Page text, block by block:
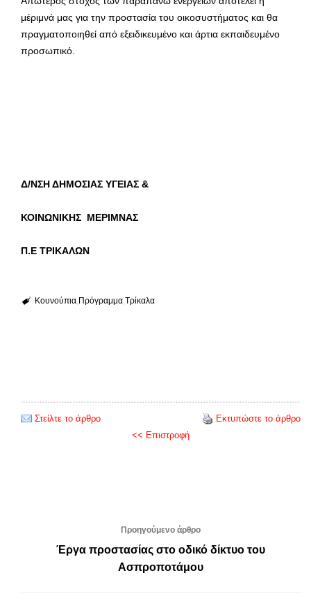
μέριμνά μας για την προστασία του οικοσυστήματος και θα
πραγματοποιηθεί από εξειδικευμένο και άρτια εκπαιδευμένο
προσωπικό.
Δ/ΝΣΗ ΔΗΜΟΣΙΑΣ ΥΓΕΙΑΣ &
ΚΟΙΝΩΝΙΚΗΣ ΜΕΡΙΜΝΑΣ
Π.Ε ΤΡΙΚΑΛΩΝ
Κουνούπια Πρόγραμμα Τρίκαλα
Στείλτε το άρθρο
Εκτυπώστε το άρθρο
<< Επιστροφή
Προηγούμενο άρθρο
Έργα προστασίας στο οδικό δίκτυο του
Ασπροποτάμου